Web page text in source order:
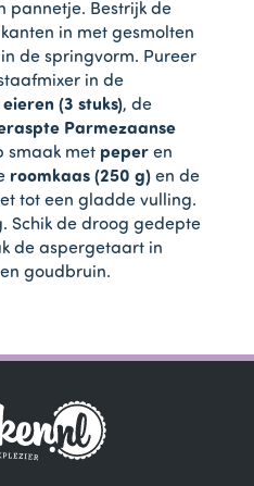
pannetje. Bestrijk de
in met gesmolten
de springvorm. Pureer
in de
eieren (3 stuks), de
Parmezaanse
smaak met peper en
roomkaas (250 g) en de
tot een gladde vulling.
Schik de droog gedepte
de aspergetaart in
goudbruin.